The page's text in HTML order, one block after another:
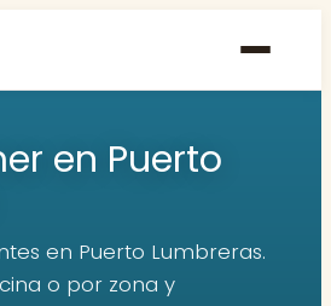
en Puerto
en Puerto Lumbreras.
o por zona y